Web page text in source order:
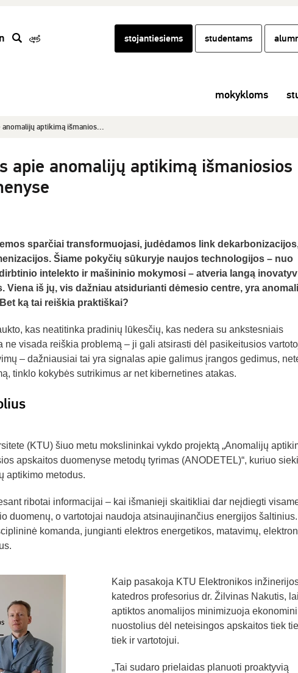
k
stojantiesiems studentams
mokykloms
anomalijų aptikimą išmanios...
apie anomalijų aptikimą išmaniosios
sparčiai transformuojasi, judėdamos link
Šiame pokyčių sūkuryje naujos technologijos – nuo
intelekto ir mašininio mokymosi – atveria langą
Viena iš jų, vis dažniau atsidurianti dėmesio centre, yra
ką tai reiškia praktiškai?
kas neatitinka pradinių lūkesčių, kas nedera su ankstesniais
ne visada reiškia problemą – ji gali atsirasti dėl pasikeitusios
– dažniausiai tai yra signalas apie galimus įrangos gedimus,
tinklo kokybės sutrikimus ar net kibernetines atakas.
(KTU) šiuo metu mokslininkai vykdo projektą „Anomalijų
apskaitos duomenyse metodų tyrimas (ANODETEL)“, kuriuo
aptikimo metodus.
ribotai informacijai – kai išmanieji skaitikliai dar neįdiegti
duomenų, o vartotojai naudoja atsinaujinančius energijos šaltinius.
komanda, jungianti elektros energetikos, matavimų,
Kaip pasakoja KTU Elektronikos
katedros profesorius dr. Žilvinas Nakutis,
aptiktos anomalijos minimizuoja
nuostolius dėl neteisingos apskaitos tiek
tiek ir vartotojui.
„Tai sudaro prielaidas planuoti proaktyvią